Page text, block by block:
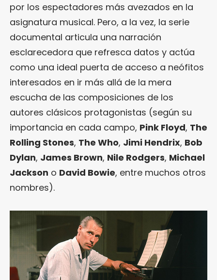
por los espectadores más avezados en la
asignatura musical. Pero, a la vez, la serie
documental articula una narración
esclarecedora que refresca datos y actúa
como una ideal puerta de acceso a neófitos
interesados en ir más allá de la mera
escucha de las composiciones de los
autores clásicos protagonistas (según su
importancia en cada campo, Pink Floyd, The
Rolling Stones, The Who, Jimi Hendrix, Bob
Dylan, James Brown, Nile Rodgers, Michael
Jackson o David Bowie, entre muchos otros
nombres).